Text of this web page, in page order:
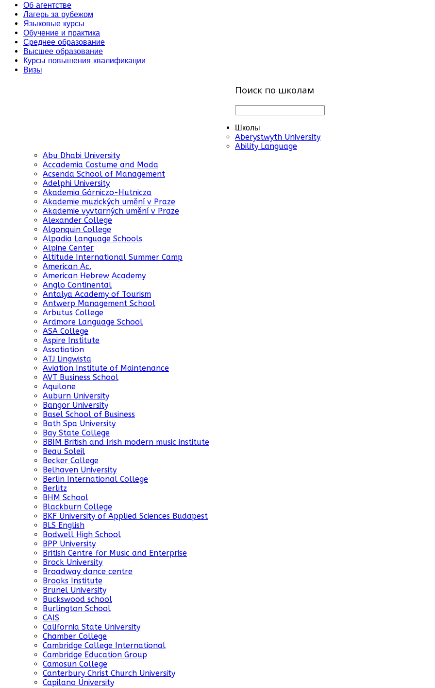
Об агентстве
Лагерь за рубежом
Языковые курсы
Обучение и практика
Среднее образование
Высшее образование
Курсы повышения квалификации
Визы
Поиск по школам
Школы
Aberystwyth University
Ability Language
Abu Dhabi University
Accademia Costume and Moda
Acsenda School of Management
Adelphi University
Akademia Górniczo-Hutnicza
Akademie muzických umění v Praze
Akademie vyvtarných umění v Praze
Alexander College
Algonquin College
Alpadia Language Schools
Alpine Center
Altitude International Summer Camp
American Ac.
American Hebrew Academy
Anglo Continental
Antalya Academy of Tourism
Antwerp Management School
Arbutus College
Ardmore Language School
ASA College
Aspire Institute
Assotiation
ATJ Lingwista
Aviation Institute of Maintenance
AVT Business School
Aquilone
Auburn University
Bangor University
Basel School of Business
Bath Spa University
Bay State College
BBIM British and Irish modern music institute
Beau Soleil
Becker College
Belhaven University
Berlin International College
Berlitz
BHM School
Blackburn College
BKF University of Applied Sciences Budapest
BLS English
Bodwell High School
BPP University
British Centre for Music and Enterprise
Brock University
Broadway dance centre
Brooks Institute
Brunel University
Buckswood school
Burlington School
CAIS
California State University
Chamber College
Cambridge College International
Cambridge Education Group
Camosun College
Canterbury Christ Church University
Capilano University